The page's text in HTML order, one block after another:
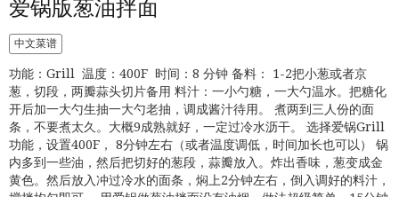
爱锅版葱油拌面
中文菜谱
功能：Grill 温度：400F 时间：8 分钟 备料： 1-2把小葱或者京
葱，切段，两瓣蒜头切片备用 料汁：一小勺糖，一大勺温水。把糖化
开后加一大勺生抽一大勺老抽，调成酱汁待用。 煮两到三人份的面
条，不要煮太久。大概9成熟就好，一定过冷水沥干。 选择爱锅Grill
功能，设置400F， 8分钟左右（或者温度调低，时间加长也可以） 锅
内多到一些油，然后把切好的葱段，蒜瓣放入。炸出香味，葱变成金
黄色。然后放入冲过冷水的面条，焖上2分钟左右，倒入调好的料汁，